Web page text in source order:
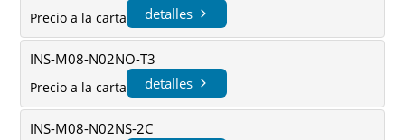
Precio a la carta detalles
INS-M08-N02NO-T3
Precio a la carta detalles
INS-M08-N02NS-2C